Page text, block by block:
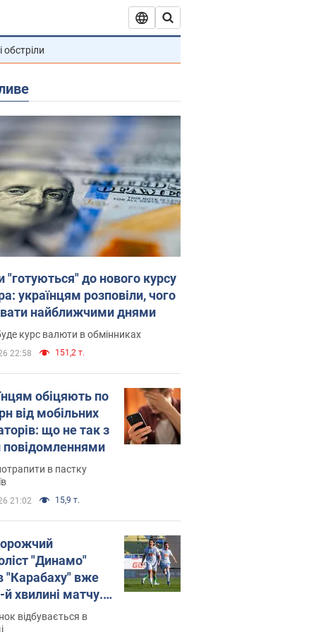
обстріли
"готуються" до нового курсу
українцям розповіли, чого
найближчими днями
курс валюти в обмінниках
22:58 151,2 т.
обіцяють по
від мобільних
що не так з
в пастку
21:02 15,9 т.
"Динамо"
"Карабаху" вже
й хвилині матчу.
відбувається в